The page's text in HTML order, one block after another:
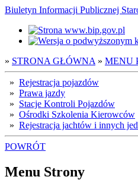
Biuletyn Informacji Publicznej
» STRONA GŁÓWNA » MENU
» Rejestracja pojazdów
» Prawa jazdy
» Stacje Kontroli Pojazdów
» Ośrodki Szkolenia Kierowców
» Rejestracja jachtów i innych
POWRÓT
Menu Strony